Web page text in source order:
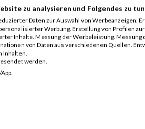
zu analysieren und Folgendes zu
Daten zur Auswahl von Werbeanzeigen.
Werbung. Erstellung von Profilen zur
Inhalte. Messung der Werbeleistung. Messung
von Daten aus verschiedenen Quellen.
Inhalten.
werden.